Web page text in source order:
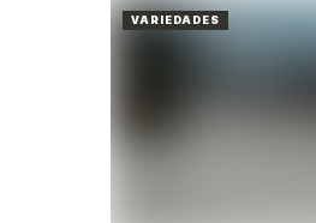
VARIEDADES